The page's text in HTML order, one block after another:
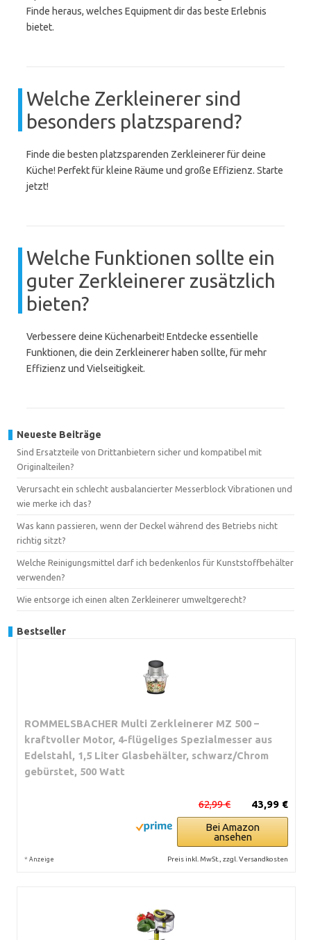
Finde heraus, welches Equipment dir das beste Erlebnis
bietet.
Welche Zerkleinerer sind
besonders platzsparend?
Finde die besten platzsparenden Zerkleinerer für deine
Küche! Perfekt für kleine Räume und große Effizienz. Starte
jetzt!
Welche Funktionen sollte ein
guter Zerkleinerer zusätzlich
bieten?
Verbessere deine Küchenarbeit! Entdecke essentielle
Funktionen, die dein Zerkleinerer haben sollte, für mehr
Effizienz und Vielseitigkeit.
Neueste Beiträge
Sind Ersatzteile von Drittanbietern sicher und kompatibel mit
Originalteilen?
Verursacht ein schlecht ausbalancierter Messerblock Vibrationen und
wie merke ich das?
Was kann passieren, wenn der Deckel während des Betriebs nicht
richtig sitzt?
Welche Reinigungsmittel darf ich bedenkenlos für Kunststoffbehälter
verwenden?
Wie entsorge ich einen alten Zerkleinerer umweltgerecht?
Bestseller
ROMMELSBACHER Multi Zerkleinerer MZ 500 –
kraftvoller Motor, 4-flügeliges Spezialmesser aus
Edelstahl, 1,5 Liter Glasbehälter, schwarz/Chrom
gebürstet, 500 Watt
43,99 €
62,99 €
Bei Amazon
ansehen
* Anzeige Preis inkl. MwSt., zzgl. Versandkosten